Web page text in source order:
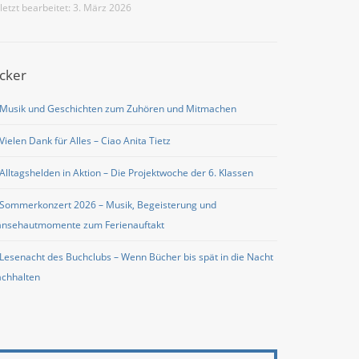
bearbeitet: 3. März 2026
Musik und Geschichten zum Zuhören und Mitmachen
Vielen Dank für Alles – Ciao Anita Tietz
Alltagshelden in Aktion – Die Projektwoche der 6. Klassen
Sommerkonzert 2026 – Musik, Begeisterung und
zum Ferienauftakt
Lesenacht des Buchclubs – Wenn Bücher bis spät in die Nacht